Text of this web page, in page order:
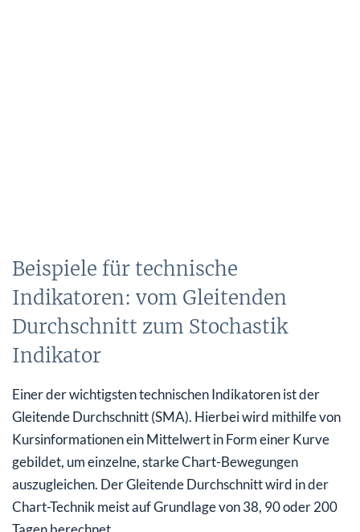
Beispiele für technische
Indikatoren: vom Gleitenden
Durchschnitt zum Stochastik
Indikator
Einer der wichtigsten technischen Indikatoren ist der
Gleitende Durchschnitt (SMA). Hierbei wird mithilfe von
Kursinformationen ein Mittelwert in Form einer Kurve
gebildet, um einzelne, starke Chart-Bewegungen
auszugleichen. Der Gleitende Durchschnitt wird in der
Chart-Technik meist auf Grundlage von 38, 90 oder 200